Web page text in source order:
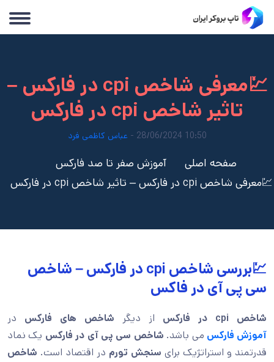
💹معرفی شاخص cpi در فارکس –
تاثیر شاخص cpi در فارکس
10:50 28/06/2024 - عباس کاظمی فرد
صفحه اصلی
آموزش صفر تا صد فارکس
💹معرفی شاخص cpi در فارکس – تاثیر شاخص cpi در فارکس
💹بررسی شاخص cpi در فارکس – شاخص
سی پی آی در فاکس
شاخص cpi در فارکس از دیگر شاخص های فارکس در
آموزش فارکس می باشد. شاخص سی پی آی در فارکس یک نماد
قدرتمند و استراتژیک برای سنجش تورم در اقتصاد است. شاخص